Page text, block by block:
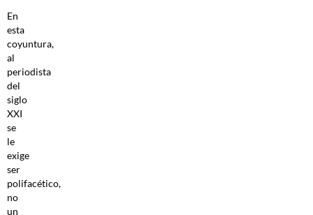
En
esta
coyuntura,
al
periodista
del
siglo
XXI
se
le
exige
ser
polifacético,
no
un